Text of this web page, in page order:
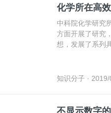
化学所在高
中科院化学研究
方面开展了研究
想，发展了系列
知识分子 ·
不显示数字的